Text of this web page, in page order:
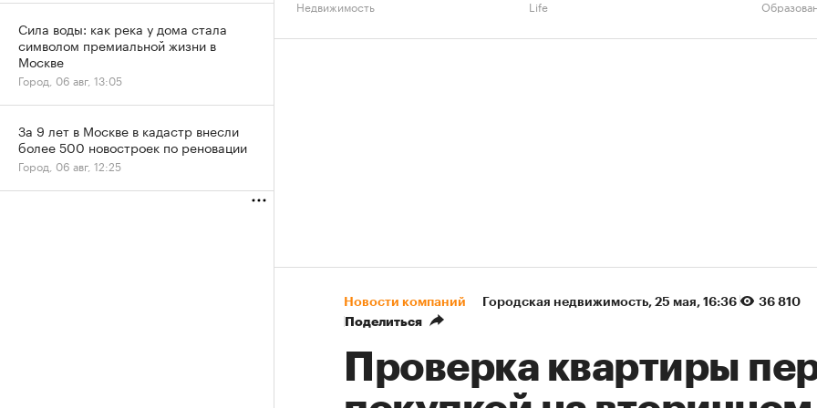
Недвижимость Life
Новости компаний Городская недвижимость⁠, 25 мая, 16:36
36 810
Поделиться
Проверка квартиры
Сила воды: как река у дома стала
символом премиальной жизни в
Москве
Город, 06 авг, 13:05
За 9 лет в Москве в кадастр внесли
более 500 новостроек по реновации
Город, 06 авг, 12:25